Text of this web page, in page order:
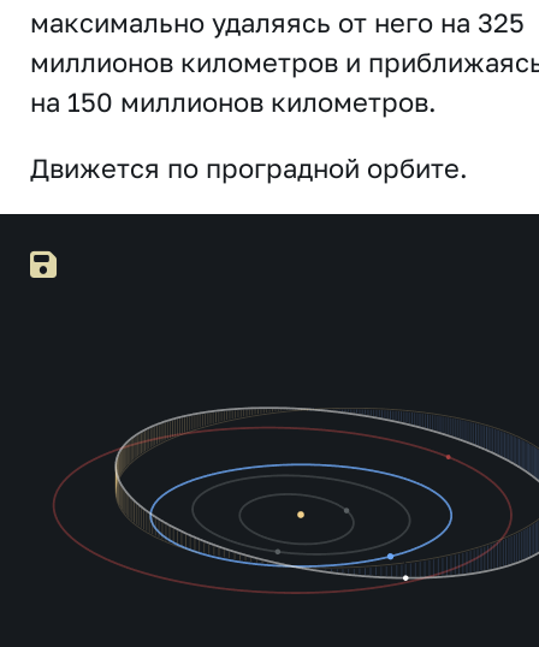
максимально удаляясь от него на 325
миллионов километров и
на 150 миллионов километров.
Движется по проградной орбите.